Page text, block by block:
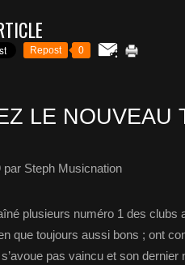
Repost 0
LE NOUVEAU
par Steph Musicnation
plusieurs numéro 1 des clubs
que toujours aussi bons ; ont
pas vaincu et son dernier